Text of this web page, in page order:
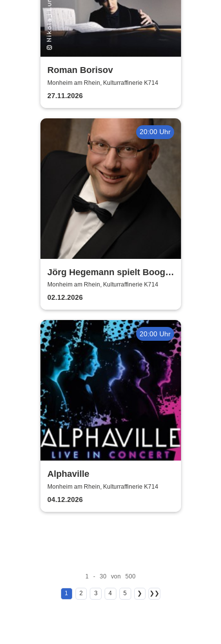
Roman Borisov
Monheim am Rhein, Kulturraffinerie K714
27.11.2026
20:00 Uhr
Jörg Hegemann spielt Boogie
Woogie
Monheim am Rhein, Kulturraffinerie K714
02.12.2026
20:00 Uhr
Alphaville
Monheim am Rhein, Kulturraffinerie K714
04.12.2026
1 - 30 von 500
1 2 3 4 5 ❯ ❯❯